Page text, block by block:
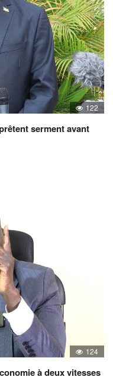
122
serment avant
124
à deux vitesses